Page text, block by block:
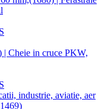
industrie, aviatie, aer